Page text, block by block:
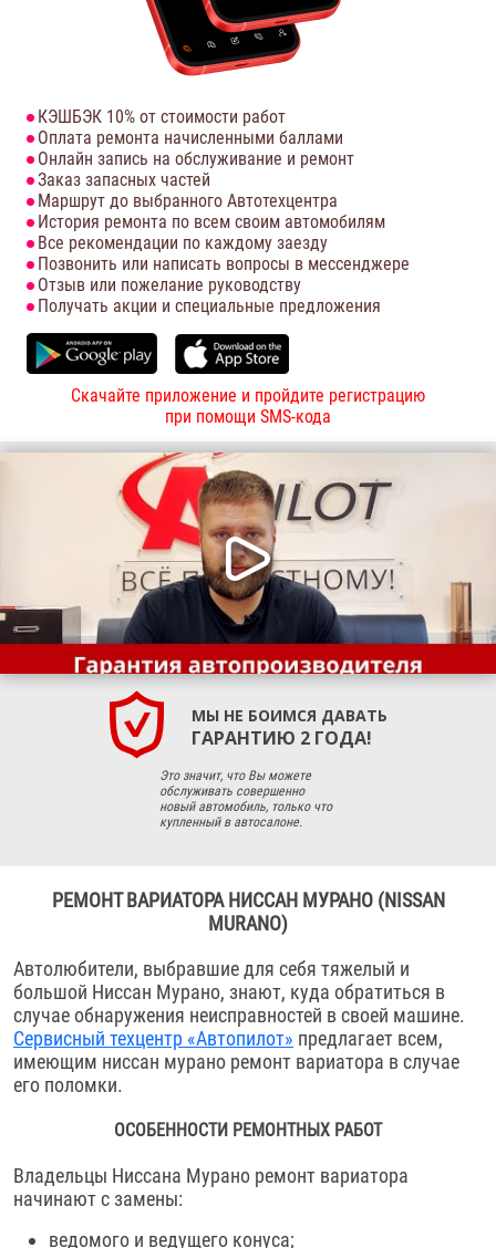
КЭШБЭК 10% от стоимости работ
Оплата ремонта начисленными баллами
Онлайн запись на обслуживание и ремонт
Заказ запасных частей
Маршрут до выбранного Автотехцентра
История ремонта по всем своим автомобилям
Все рекомендации по каждому заезду
Позвонить или написать вопросы в мессенджере
Отзыв или пожелание руководству
Получать акции и специальные предложения
Скачайте приложение и пройдите регистрацию
при помощи SMS-кода
МЫ НЕ БОИМСЯ ДАВАТЬ
ГАРАНТИЮ 2 ГОДА!
Это значит, что Вы можете
обслуживать совершенно
новый автомобиль, только что
купленный в автосалоне.
РЕМОНТ ВАРИАТОРА НИССАН МУРАНО (NISSAN
MURANO)
Автолюбители, выбравшие для себя тяжелый и
большой Ниссан Мурано, знают, куда обратиться в
случае обнаружения неисправностей в своей машине.
Сервисный техцентр «Автопилот» предлагает всем,
имеющим ниссан мурано ремонт вариатора в случае
его поломки.
ОСОБЕННОСТИ РЕМОНТНЫХ РАБОТ
Владельцы Ниссана Мурано ремонт вариатора
начинают с замены:
ведомого и ведущего конуса;